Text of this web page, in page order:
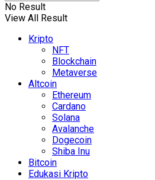
No Result
View All Result
Kripto
NFT
Blockchain
Metaverse
Altcoin
Ethereum
Cardano
Solana
Avalanche
Dogecoin
Shiba Inu
Bitcoin
Edukasi Kripto